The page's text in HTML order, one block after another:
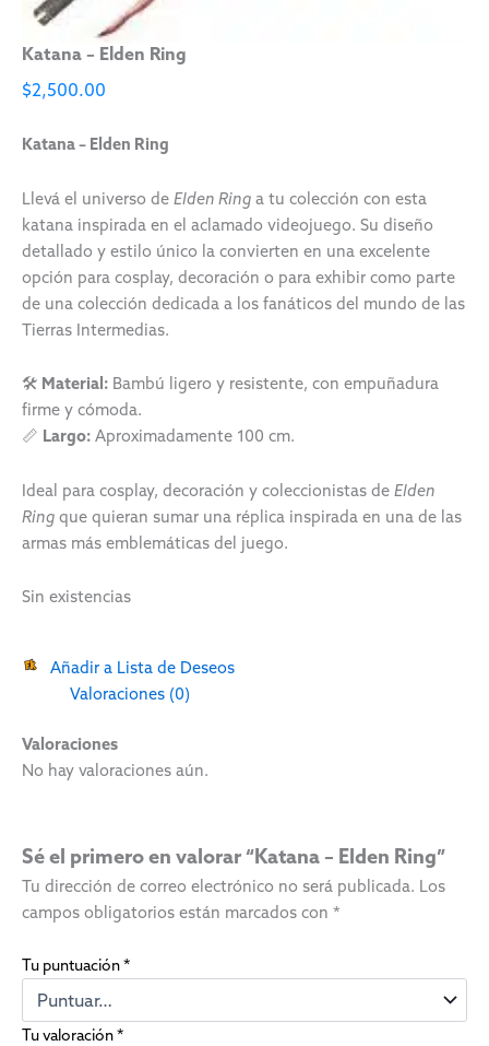
Katana – Elden Ring
$2,500.00
Katana – Elden Ring
Llevá el universo de Elden Ring a tu colección con esta
katana inspirada en el aclamado videojuego. Su diseño
detallado y estilo único la convierten en una excelente
opción para cosplay, decoración o para exhibir como parte
de una colección dedicada a los fanáticos del mundo de las
Tierras Intermedias.
🛠️ Material: Bambú ligero y resistente, con empuñadura
firme y cómoda.
📏 Largo: Aproximadamente 100 cm.
Ideal para cosplay, decoración y coleccionistas de Elden
Ring que quieran sumar una réplica inspirada en una de las
armas más emblemáticas del juego.
Sin existencias
Añadir a Lista de Deseos
Valoraciones (0)
Valoraciones
No hay valoraciones aún.
Sé el primero en valorar “Katana – Elden Ring”
Tu dirección de correo electrónico no será publicada. Los
campos obligatorios están marcados con *
Tu puntuación*
Tu valoración*